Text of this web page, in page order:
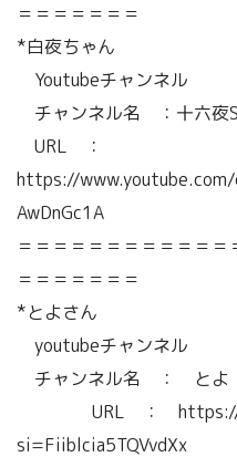
＝＝＝＝＝＝＝
*白夜ちゃん
Youtubeチャンネル
チャンネル名 ：十六夜
URL ：
https://www.youtube.com/
AwDnGc1A
＝＝＝＝＝＝＝＝＝＝＝
＝＝＝＝＝＝＝
*とよさん
youtubeチャンネル
チャンネル名 ： とよ
URL ： https://
si=Fiiblcia5TQVvdXx